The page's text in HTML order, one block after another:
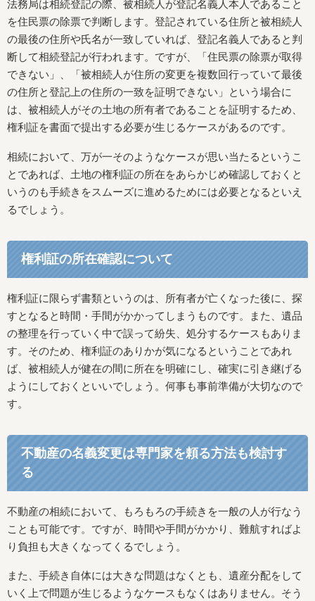
法務局は相続登記の際、被相続人が登記名義人本人であること
を住民票の除票で判断します。登記されている住所と被相続人
の最後の住所や氏名が一致していれば、登記名義人であると判
断して相続登記が行われます。ですが、「住民票の除票が取得
できない」、「被相続人が住所の変更を複数回行っていて最後
の住所と登記上の住所の一致を証明できない」という場合に
は、被相続人がその土地の所有者であることを証明するため、
権利証を書面で提出する必要が生じるケースがあるのです。
相続において、万が一そのようなケースが思い当たるというこ
とであれば、土地の権利証の所在をあらかじめ確認しておくと
いうのも手続きをスムーズに進めるためには必要となるといえ
るでしょう。
権利証の所在確認について
権利証に限らず書類というのは、所有者が亡くなった後に、探
すとなると時間・手間がかかってしまうものです。また、遺品
の整理を行っていく中で誤って紛失、処分するケースもありま
す。そのため、権利証のありかが気になるということであれ
ば、被相続人が健在の間に所在を明確にし、確実に引き継げる
ようにしておくといいでしょう。何事も事前準備が大切なので
す。
不動産の名義変更は専門家を頼る方法も検討す
る
不動産の相続において、もろもろの手続きを一般の人が行なう
ことも可能です。ですが、時間や手間がかかり、難航すればよ
り負担も大きくなってくるでしょう。
また、手続き自体には大きな問題はなくとも、遺産分配をして
いく上で問題が生じるようなケースもなくはありません。そう